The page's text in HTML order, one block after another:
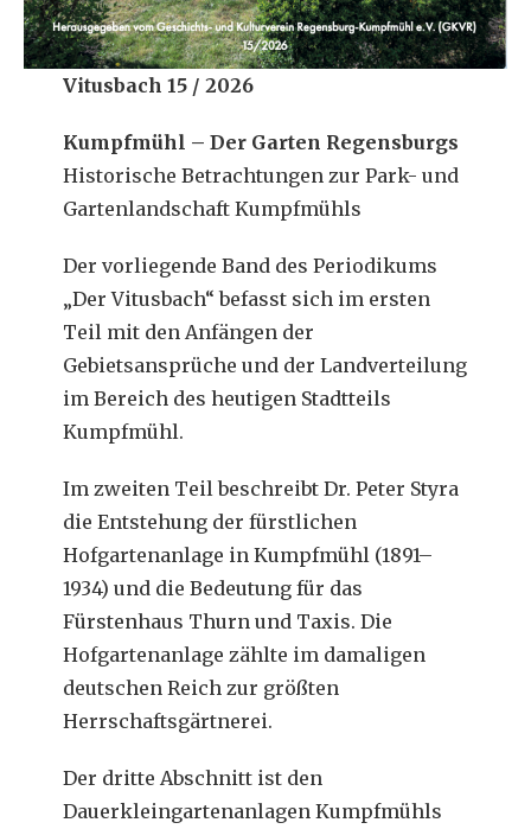
Vitusbach 15 / 2026
Kumpfmühl – Der Garten Regensburgs
Historische Betrachtungen zur Park- und
Gartenlandschaft Kumpfmühls
Der vorliegende Band des Periodikums
„Der Vitusbach“ befasst sich im ersten
Teil mit den Anfängen der
Gebietsansprüche und der Landverteilung
im Bereich des heutigen Stadtteils
Kumpfmühl.
Im zweiten Teil beschreibt Dr. Peter Styra
die Entstehung der fürstlichen
Hofgartenanlage in Kumpfmühl (1891–
1934) und die Bedeutung für das
Fürstenhaus Thurn und Taxis. Die
Hofgartenanlage zählte im damaligen
deutschen Reich zur größten
Herrschaftsgärtnerei.
Der dritte Abschnitt ist den
Dauerkleingartenanlagen Kumpfmühls